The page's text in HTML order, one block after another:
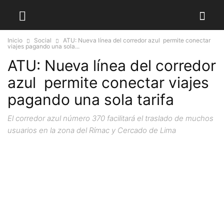
Inicio Social
ATU: Nueva línea del corredor azul permite conectar
viajes pagando una sola...
ATU: Nueva línea del corredor
azul permite conectar viajes
pagando una sola tarifa
El corredor azul número 370 facilitará el traslado de muchos
usuarios en la zona del Rímac y Cercado de Lima